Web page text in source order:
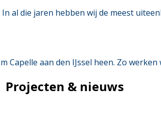
al die jaren hebben wij de meest
aan den IJssel heen. Zo
Projecten & nieuws